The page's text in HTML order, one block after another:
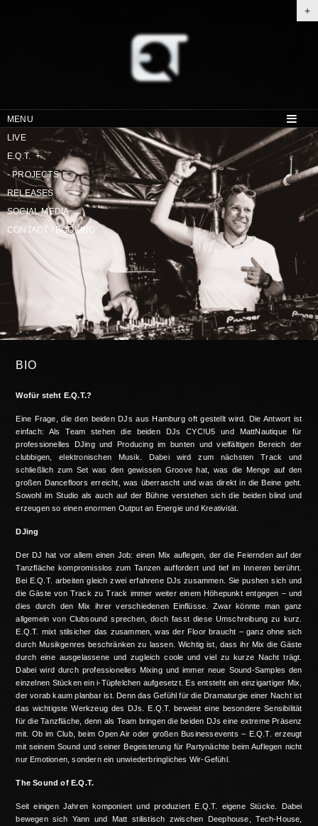
+
MENU
LIVE
E.Q.T. +
- PROJECTS
RELEASES
SOCIAL MEDIA
CONTACT / BOOKING
BIO
Wofür steht E.Q.T.?
Eine Frage, die den beiden DJs aus Hamburg oft gestellt wird. Die Antwort ist
einfach: Als Team stehen die beiden DJs CYC!U5 und MattNautique für
professionelles DJing und Producing im bunten und vielfältigen Bereich der
clubbigen, elektronischen Musik. Dabei wird zum nächsten Track und
schließlich zum Set was den gewissen Groove hat, was die Menge auf den
großen Dancefloors erreicht, was überrascht und was direkt in die Beine geht.
Sowohl im Studio als auch auf der Bühne verstehen sich die beiden blind und
erzeugen so einen enormen Output an Energie und Kreativität.
DJing
Der DJ hat vor allem einen Job: einen Mix auflegen, der die Feiernden auf der
Tanzfläche kompromisslos zum Tanzen auffordert und tief im Inneren berührt.
Bei E.Q.T. arbeiten gleich zwei erfahrene DJs zusammen. Sie pushen sich und
die Gäste von Track zu Track immer weiter einem Höhepunkt entgegen – und
dies durch den Mix ihrer verschiedenen Einflüsse. Zwar könnte man ganz
allgemein von Clubsound sprechen, doch fasst diese Umschreibung zu kurz.
E.Q.T. mixt stilsicher das zusammen, was der Floor braucht – ganz ohne sich
durch Musikgenres beschränken zu lassen. Wichtig ist, dass ihr Mix die Gäste
durch eine ausgelassene und zugleich coole und viel zu kurze Nacht trägt.
Dabei wird durch professionelles Mixing und immer neue Sound-Samples den
einzelnen Stücken ein i-Tüpfelchen aufgesetzt. Es entsteht ein einzigartiger Mix,
der vorab kaum planbar ist. Denn das Gefühl für die Dramaturgie einer Nacht ist
das wichtigste Werkzeug des DJs. E.Q.T. beweist eine besondere Sensibilität
für die Tanzfläche, denn als Team bringen die beiden DJs eine extreme Präsenz
mit. Ob im Club, beim Open Air oder großen Businessevents – E.Q.T. erzeugt
mit seinem Sound und seiner Begeisterung für Partynächte beim Auflegen nicht
nur Emotionen, sondern ein unwiederbringliches Wir-Gefühl.
The Sound of E.Q.T.
Seit einigen Jahren komponiert und produziert E.Q.T. eigene Stücke. Dabei
bewegen sich Yann und Matt stilistisch zwischen Deephouse, Tech-House,